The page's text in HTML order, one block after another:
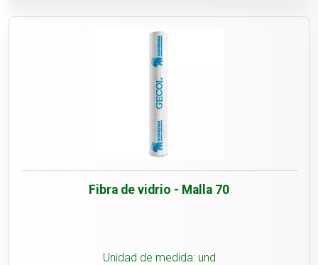
Fibra de vidrio - Malla 70
Unidad de medida: und